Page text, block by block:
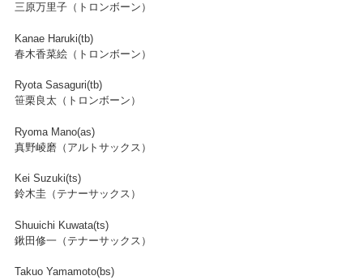
三原万里子（トロンボーン）
Kanae Haruki(tb)
春木香菜絵（トロンボーン）
Ryota Sasaguri(tb)
笹栗良太（トロンボーン）
Ryoma Mano(as)
真野崚磨（アルトサックス）
Kei Suzuki(ts)
鈴木圭（テナーサックス）
Shuuichi Kuwata(ts)
鍬田修一（テナーサックス）
Takuo Yamamoto(bs)